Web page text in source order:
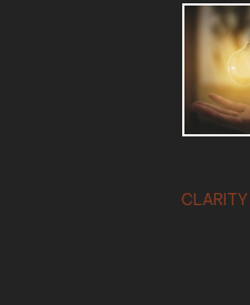
CLARITY